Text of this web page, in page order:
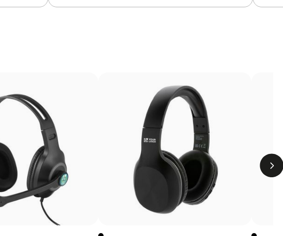
définition maximale des détails
Pantone®
opacité
digital
lavages
Nombre de couleurs limité
Non adapté pour des designs photographiques ou
Le fournisseur ne dispose pas de cette information.